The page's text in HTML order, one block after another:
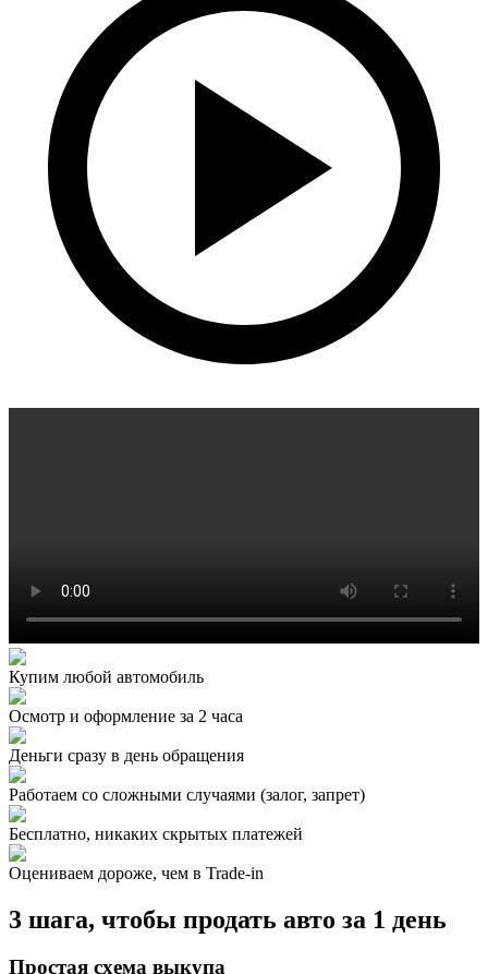
Купим любой автомобиль
Осмотр и оформление за 2 часа
Деньги сразу в день обращения
Работаем со сложными случаями (залог, запрет)
Бесплатно, никаких скрытых платежей
Оцениваем дороже, чем в Trade‑in
3 шага, чтобы продать авто за 1 день
Простая схема выкупа